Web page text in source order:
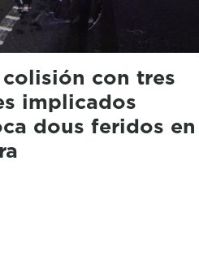
colisión con tres
implicados
dous feridos en